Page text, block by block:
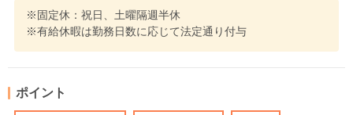
※固定休：祝日、土曜隔週半休
※有給休暇は勤務日数に応じて法定通り付与
ポイント